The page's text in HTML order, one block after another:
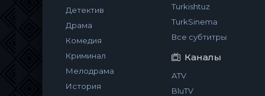
Детектив
Драма
Комедия
Криминал
Мелодрама
История
Turkishtuz
TurkSinema
Все субтитры
Каналы
ATV
BluTV